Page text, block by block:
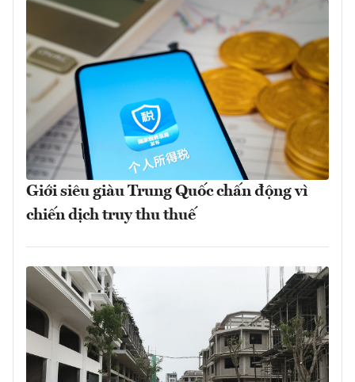
Giới siêu giàu Trung Quốc chấn động vì
chiến dịch truy thu thuế